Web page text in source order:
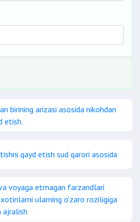
birining arizasi asosida nikohdan
etish.
qayd etish sud qarori asosida
voyaga etmagan farzandlari
ularning o‘zaro roziligiga
ajralish